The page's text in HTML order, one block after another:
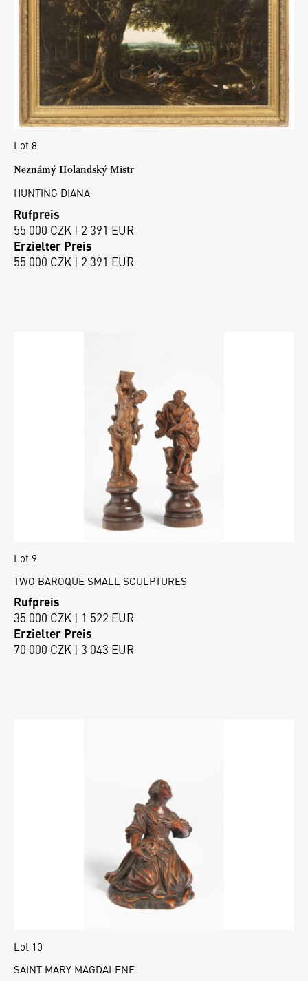
Lot 8
Neznámý Holandský Mistr
HUNTING DIANA
Rufpreis
55 000 CZK | 2 391 EUR
Erzielter Preis
55 000 CZK | 2 391 EUR
Lot 9
TWO BAROQUE SMALL SCULPTURES
Rufpreis
35 000 CZK | 1 522 EUR
Erzielter Preis
70 000 CZK | 3 043 EUR
Lot 10
SAINT MARY MAGDALENE